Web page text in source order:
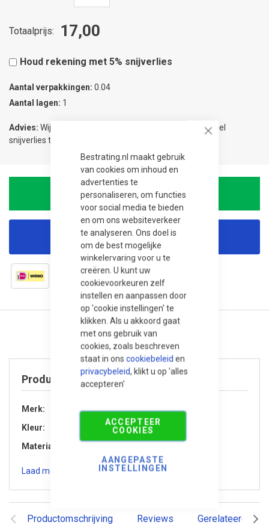
Bestrating.nl maakt gebruik
van cookies om inhoud en
advertenties te
personaliseren, om functies
voor social media te bieden
en om ons websiteverkeer
te analyseren. Ons doel is
om de best mogelijke
winkelervaring voor u te
creëren. U kunt uw
cookievoorkeuren zelf
instellen en aanpassen door
op 'cookie instellingen' te
klikken. Als u akkoord gaat
met ons gebruik van
cookies, zoals beschreven
staat in ons cookiebeleid en
privacybeleid, klikt u op 'alles
accepteren'
ACCEPTEER
COOKIES
AANGEPASTE
INSTELLINGEN
Totaalprijs 17,00
Houd rekening met 5% snijverlies
Aantal verpakkingen 0.04
Aantal lagen 1
Advies: Wij adviseren 5% meer te bestellen om eventueel
snijverlies te compenseren.
In Winkelwagen
Korting aanvragen
Productomschrijving Reviews Gerelateerde
Product specificaties
Merk
Gardenlux
Kleur
Antraciet / zwart
Materiaal
Laad meer specificaties